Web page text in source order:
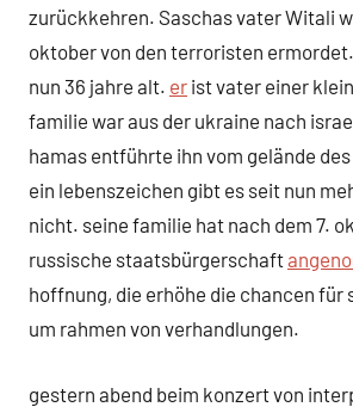
zurückkehren. Saschas vater Witali
oktober von den terroristen
nun 36 jahre alt. er ist vater einer
familie war aus der ukraine nach
hamas entführte ihn vom gelände
ein lebenszeichen gibt es seit nun
nicht. seine familie hat nach dem 7.
russische staatsbürgerschaft
hoffnung, die erhöhe die chancen für
um rahmen von verhandlungen.
gestern abend beim konzert von